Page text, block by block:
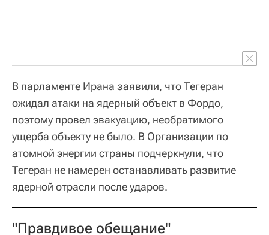
В парламенте Ирана заявили, что Тегеран
ожидал атаки на ядерный объект в Фордо,
поэтому провел эвакуацию, необратимого
ущерба объекту не было. В Организации по
атомной энергии страны подчеркнули, что
Тегеран не намерен останавливать развитие
ядерной отрасли после ударов.
"Правдивое обещание"